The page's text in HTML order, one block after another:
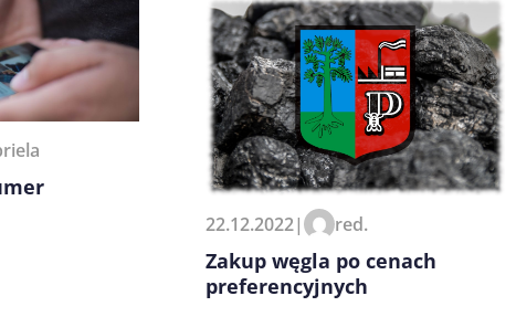
pisania
22.12.2022| red.
Zakup węgla po cenach
preferencyjnych